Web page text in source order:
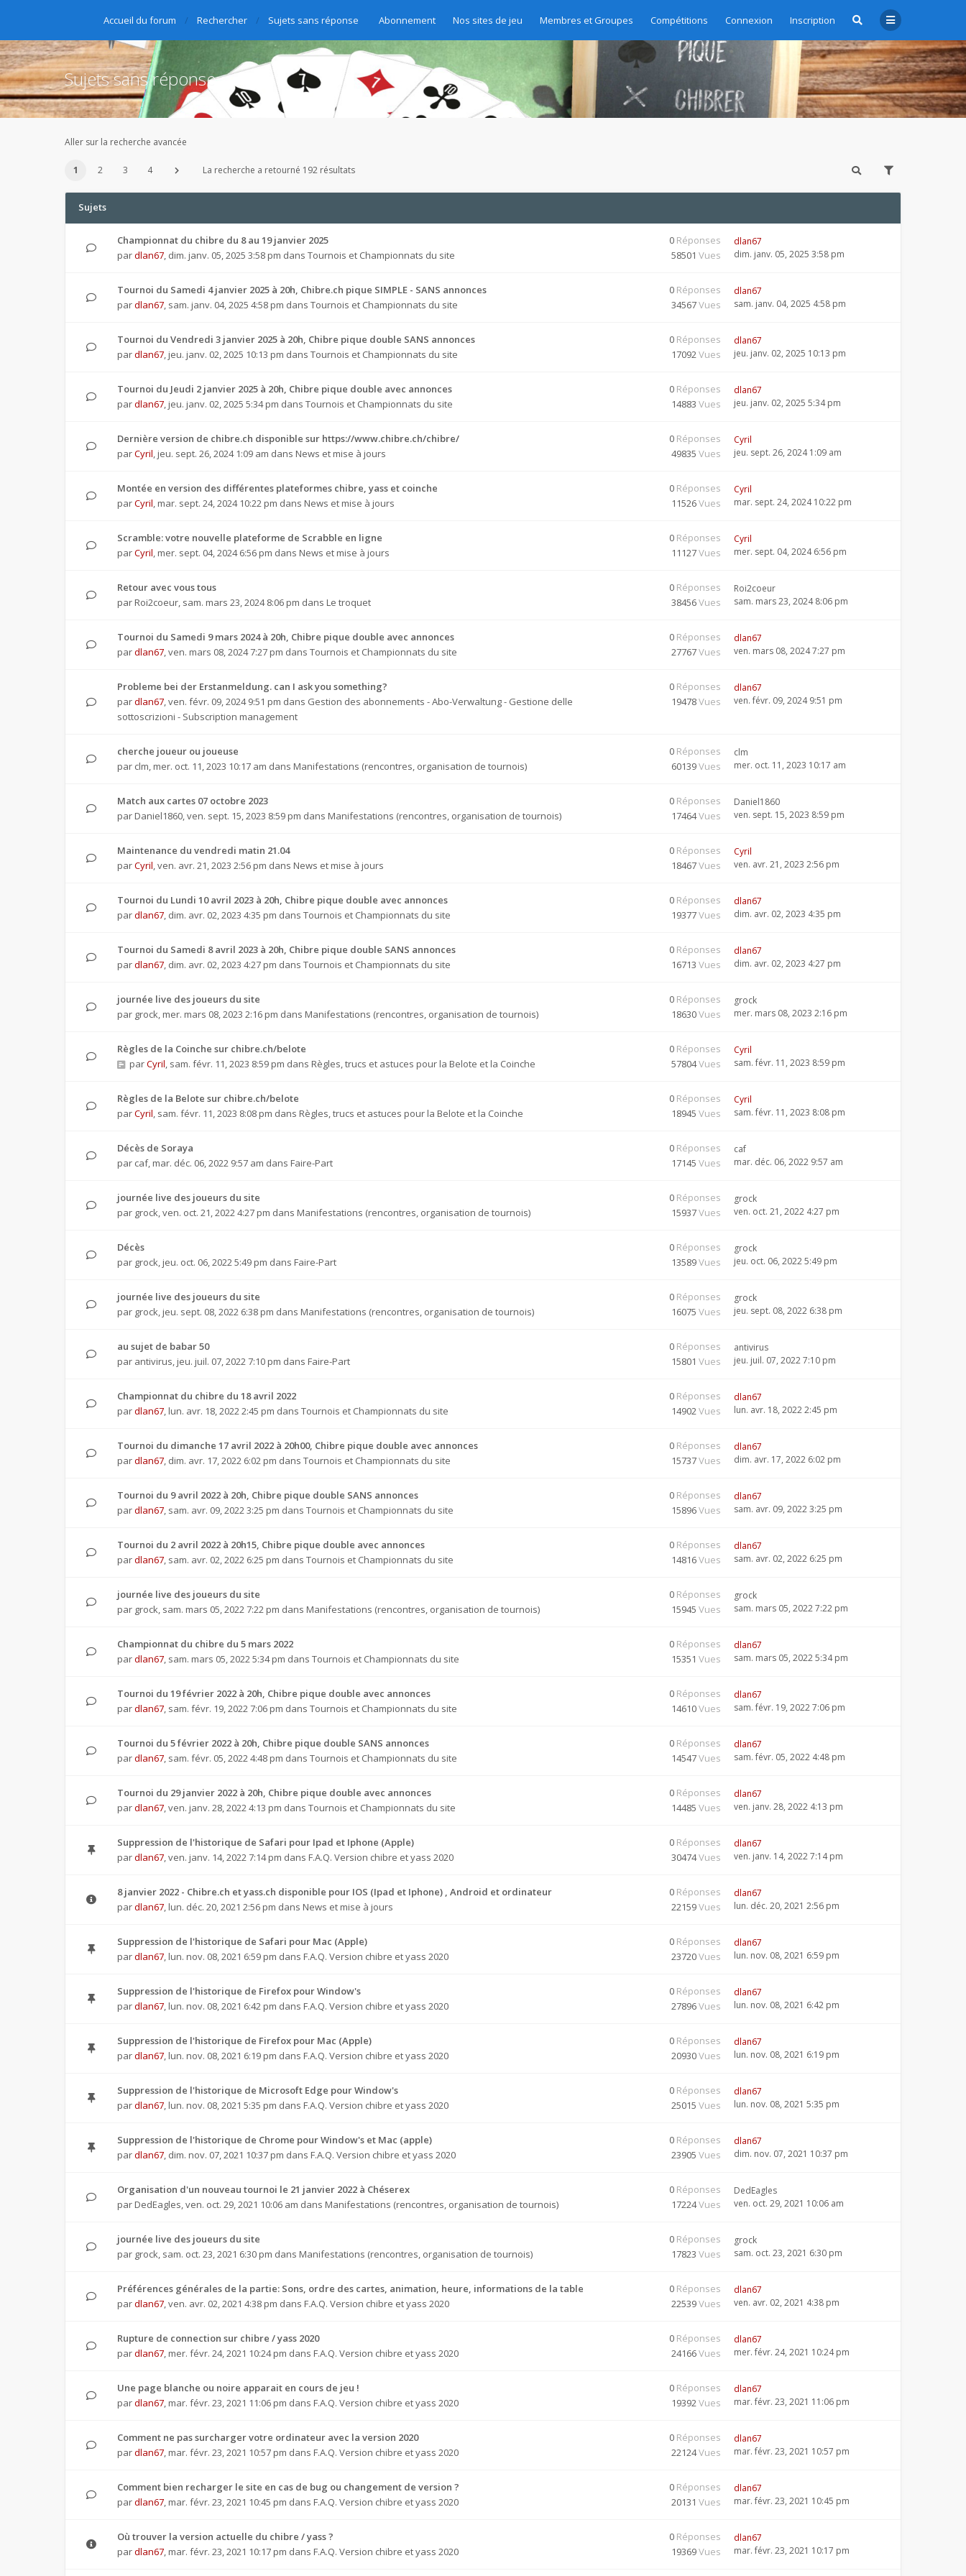
Abonnement Nos sites de jeu Membres et Groupes Compétitions Connexion Inscription
Accueil du forum Rechercher Sujets sans réponse
Sujets sans réponse
Aller sur la recherche avancée
1 2 3 4 La recherche a retourné 192 résultats
Sujets
Championnat du chibre du 8 au 19 janvier 2025
pardlan67, dim. janv. 05, 2025 3:58 pm dans Tournois et Championnats du site
0 Réponses
58501 Vues
dlan67
dim. janv. 05, 2025 3:58 pm
Tournoi du Samedi 4 janvier 2025 à 20h, Chibre.ch pique SIMPLE - SANS annonces
pardlan67, sam. janv. 04, 2025 4:58 pm dans Tournois et Championnats du site
0 Réponses
34567Vues
dlan67
sam. janv. 04, 2025 4:58 pm
Tournoi du Vendredi 3 janvier 2025 à 20h, Chibre pique double SANS annonces
pardlan67, jeu. janv. 02, 2025 10:13 pm dans Tournois et Championnats du site
0 Réponses
17092Vues
dlan67
jeu. janv. 02, 2025 10:13 pm
Tournoi du Jeudi 2 janvier 2025 à 20h, Chibre pique double avec annonces
pardlan67, jeu. janv. 02, 2025 5:34 pm dans Tournois et Championnats du site
0 Réponses
14883 Vues
dlan67
jeu. janv. 02, 2025 5:34 pm
Dernière version de chibre.ch disponible sur https://www.chibre.ch/chibre/
parCyril, jeu. sept. 26, 2024 1:09 am dans News et mise à jours
0 Réponses
49835 Vues
Cyril
jeu. sept. 26, 2024 1:09 am
Montée en version des différentes plateformes chibre, yass et coinche
parCyril, mar. sept. 24, 2024 10:22 pm dans News et mise à jours
0 Réponses
11526Vues
Cyril
mar. sept. 24, 2024 10:22 pm
Scramble: votre nouvelle plateforme de Scrabble en ligne
parCyril, mer. sept. 04, 2024 6:56 pm dans News et mise à jours
0 Réponses
11127Vues
Cyril
mer. sept. 04, 2024 6:56 pm
Retour avec vous tous
par Roi2coeur, sam. mars 23, 2024 8:06 pm dans Le troquet
0 Réponses
38456Vues
Roi2coeur
sam. mars 23, 2024 8:06 pm
Tournoi du Samedi 9 mars 2024 à 20h, Chibre pique double avec annonces
pardlan67,ven. mars 08, 2024 7:27 pm dans Tournois et Championnats du site
0 Réponses
27767Vues
dlan67
ven. mars 08, 2024 7:27 pm
Probleme bei der Erstanmeldung. can I ask you something?
pardlan67,ven. févr. 09, 2024 9:51 pm dans Gestion des abonnements - Abo-Verwaltung - Gestione delle
sottoscrizioni - Subscription management
0 Réponses
19478Vues
dlan67
ven. févr. 09, 2024 9:51 pm
cherche joueur ou joueuse
par clm, mer. oct. 11, 2023 10:17 am dans Manifestations (rencontres, organisation de tournois)
0 Réponses
60139Vues
clm
mer. oct. 11, 2023 10:17 am
Match aux cartes 07 octobre 2023
par Daniel1860,ven. sept. 15, 2023 8:59 pm dans Manifestations (rencontres, organisation de tournois)
0 Réponses
17464Vues
Daniel1860
ven. sept. 15, 2023 8:59 pm
Maintenance du vendredi matin 21.04
parCyril,ven. avr. 21, 2023 2:56 pm dans News et mise à jours
0 Réponses
18467Vues
Cyril
ven. avr. 21, 2023 2:56 pm
Tournoi du Lundi 10 avril 2023 à 20h, Chibre pique double avec annonces
pardlan67, dim. avr. 02, 2023 4:35 pm dans Tournois et Championnats du site
0 Réponses
19377Vues
dlan67
dim. avr. 02, 2023 4:35 pm
Tournoi du Samedi 8 avril 2023 à 20h, Chibre pique double SANS annonces
pardlan67, dim. avr. 02, 2023 4:27 pm dans Tournois et Championnats du site
0 Réponses
16713 Vues
dlan67
dim. avr. 02, 2023 4:27 pm
journée live des joueurs du site
par grock, mer. mars 08, 2023 2:16 pm dans Manifestations (rencontres, organisation de tournois)
0 Réponses
18630Vues
grock
mer. mars 08, 2023 2:16 pm
Règles de la Coinche sur chibre.ch/belote
parCyril, sam. févr. 11, 2023 8:59 pm dans Règles, trucs et astuces pour la Belote et la Coinche
0 Réponses
57804Vues
Cyril
sam. févr. 11, 2023 8:59 pm
Règles de la Belote sur chibre.ch/belote
parCyril, sam. févr. 11, 2023 8:08 pm dans Règles, trucs et astuces pour la Belote et la Coinche
0 Réponses
18945 Vues
Cyril
sam. févr. 11, 2023 8:08 pm
Décès de Soraya
par caf, mar. déc. 06, 2022 9:57 am dans Faire-Part
0 Réponses
17145 Vues
caf
mar. déc. 06, 2022 9:57 am
journée live des joueurs du site
par grock,ven. oct. 21, 2022 4:27 pm dans Manifestations (rencontres, organisation de tournois)
0 Réponses
15937Vues
grock
ven. oct. 21, 2022 4:27 pm
Décès
par grock, jeu. oct. 06, 2022 5:49 pm dans Faire-Part
0 Réponses
13589Vues
grock
jeu. oct. 06, 2022 5:49 pm
journée live des joueurs du site
par grock, jeu. sept. 08, 2022 6:38 pm dans Manifestations (rencontres, organisation de tournois)
0 Réponses
16075 Vues
grock
jeu. sept. 08, 2022 6:38 pm
au sujet de babar 50
par antivirus, jeu. juil. 07, 2022 7:10 pm dans Faire-Part
0 Réponses
15801 Vues
antivirus
jeu. juil. 07, 2022 7:10 pm
Championnat du chibre du 18 avril 2022
pardlan67, lun. avr. 18, 2022 2:45 pm dans Tournois et Championnats du site
0 Réponses
14902Vues
dlan67
lun. avr. 18, 2022 2:45 pm
Tournoi du dimanche 17 avril 2022 à 20h00, Chibre pique double avec annonces
pardlan67, dim. avr. 17, 2022 6:02 pm dans Tournois et Championnats du site
0 Réponses
15737Vues
dlan67
dim. avr. 17, 2022 6:02 pm
Tournoi du 9 avril 2022 à 20h, Chibre pique double SANS annonces
pardlan67, sam. avr. 09, 2022 3:25 pm dans Tournois et Championnats du site
0 Réponses
15896Vues
dlan67
sam. avr. 09, 2022 3:25 pm
Tournoi du 2 avril 2022 à 20h15, Chibre pique double avec annonces
pardlan67, sam. avr. 02, 2022 6:25 pm dans Tournois et Championnats du site
0 Réponses
14816Vues
dlan67
sam. avr. 02, 2022 6:25 pm
journée live des joueurs du site
par grock, sam. mars 05, 2022 7:22 pm dans Manifestations (rencontres, organisation de tournois)
0 Réponses
15945 Vues
grock
sam. mars 05, 2022 7:22 pm
Championnat du chibre du 5 mars 2022
pardlan67, sam. mars 05, 2022 5:34 pm dans Tournois et Championnats du site
0 Réponses
15351 Vues
dlan67
sam. mars 05, 2022 5:34 pm
Tournoi du 19 février 2022 à 20h, Chibre pique double avec annonces
pardlan67, sam. févr. 19, 2022 7:06 pm dans Tournois et Championnats du site
0 Réponses
14610Vues
dlan67
sam. févr. 19, 2022 7:06 pm
Tournoi du 5 février 2022 à 20h, Chibre pique double SANS annonces
pardlan67, sam. févr. 05, 2022 4:48 pm dans Tournois et Championnats du site
0 Réponses
14547Vues
dlan67
sam. févr. 05, 2022 4:48 pm
Tournoi du 29 janvier 2022 à 20h, Chibre pique double avec annonces
pardlan67,ven. janv. 28, 2022 4:13 pm dans Tournois et Championnats du site
0 Réponses
14485 Vues
dlan67
ven. janv. 28, 2022 4:13 pm
Suppression de l'historique de Safari pour Ipad et Iphone (Apple)
pardlan67,ven. janv. 14, 2022 7:14 pm dans F.A.Q. Version chibre et yass 2020
0 Réponses
30474Vues
dlan67
ven. janv. 14, 2022 7:14 pm
8 janvier 2022 - Chibre.ch et yass.ch disponible pour IOS (Ipad et Iphone) , Android et ordinateur
pardlan67, lun. déc. 20, 2021 2:56 pm dans News et mise à jours
0 Réponses
22159Vues
dlan67
lun. déc. 20, 2021 2:56 pm
Suppression de l'historique de Safari pour Mac (Apple)
pardlan67, lun. nov. 08, 2021 6:59 pm dans F.A.Q. Version chibre et yass 2020
0 Réponses
23720Vues
dlan67
lun. nov. 08, 2021 6:59 pm
Suppression de l'historique de Firefox pour Window's
pardlan67, lun. nov. 08, 2021 6:42 pm dans F.A.Q. Version chibre et yass 2020
0 Réponses
27896Vues
dlan67
lun. nov. 08, 2021 6:42 pm
Suppression de l'historique de Firefox pour Mac (Apple)
pardlan67, lun. nov. 08, 2021 6:19 pm dans F.A.Q. Version chibre et yass 2020
0 Réponses
20930Vues
dlan67
lun. nov. 08, 2021 6:19 pm
Suppression de l'historique de Microsoft Edge pour Window's
pardlan67, lun. nov. 08, 2021 5:35 pm dans F.A.Q. Version chibre et yass 2020
0 Réponses
25015 Vues
dlan67
lun. nov. 08, 2021 5:35 pm
Suppression de l'historique de Chrome pour Window's et Mac (apple)
pardlan67, dim. nov. 07, 2021 10:37 pm dans F.A.Q. Version chibre et yass 2020
0 Réponses
23905 Vues
dlan67
dim. nov. 07, 2021 10:37 pm
Organisation d'un nouveau tournoi le 21 janvier 2022 à Chéserex
par DedEagles,ven. oct. 29, 2021 10:06 am dans Manifestations (rencontres, organisation de tournois)
0 Réponses
17224Vues
DedEagles
ven. oct. 29, 2021 10:06 am
journée live des joueurs du site
par grock, sam. oct. 23, 2021 6:30 pm dans Manifestations (rencontres, organisation de tournois)
0 Réponses
17823 Vues
grock
sam. oct. 23, 2021 6:30 pm
Préférences générales de la partie: Sons, ordre des cartes, animation, heure, informations de la table
pardlan67,ven. avr. 02, 2021 4:38 pm dans F.A.Q. Version chibre et yass 2020
0 Réponses
22539Vues
dlan67
ven. avr. 02, 2021 4:38 pm
Rupture de connection sur chibre / yass 2020
pardlan67, mer. févr. 24, 2021 10:24 pm dans F.A.Q. Version chibre et yass 2020
0 Réponses
24166Vues
dlan67
mer. févr. 24, 2021 10:24 pm
Une page blanche ou noire apparait en cours de jeu !
pardlan67, mar. févr. 23, 2021 11:06 pm dans F.A.Q. Version chibre et yass 2020
0 Réponses
19392Vues
dlan67
mar. févr. 23, 2021 11:06 pm
Comment ne pas surcharger votre ordinateur avec la version 2020
pardlan67, mar. févr. 23, 2021 10:57 pm dans F.A.Q. Version chibre et yass 2020
0 Réponses
22124Vues
dlan67
mar. févr. 23, 2021 10:57 pm
Comment bien recharger le site en cas de bug ou changement de version ?
pardlan67, mar. févr. 23, 2021 10:45 pm dans F.A.Q. Version chibre et yass 2020
0 Réponses
20131 Vues
dlan67
mar. févr. 23, 2021 10:45 pm
Où trouver la version actuelle du chibre / yass ?
pardlan67, mar. févr. 23, 2021 10:17 pm dans F.A.Q. Version chibre et yass 2020
0 Réponses
19369Vues
dlan67
mar. févr. 23, 2021 10:17 pm